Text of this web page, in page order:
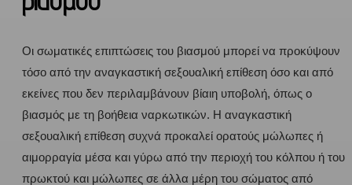
Οι σωματικές επιπτώσεις του βιασμού μπορεί να προκύψουν
τόσο από την αναγκαστική σεξουαλική επίθεση όσο και από
εκείνες που δεν περιλαμβάνουν βίαιη υποβολή, όπως ο
βιασμός με τη βοήθεια ναρκωτικών. Η αναγκαστική
σεξουαλική επίθεση συχνά προκαλεί ορατούς μώλωπες ή
αιμορραγία μέσα και γύρω από την περιοχή του κόλπου ή του
πρωκτού και μώλωπες σε άλλα μέρη του σώματος από